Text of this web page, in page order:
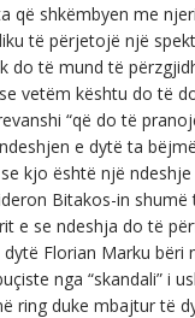
që shkëmbyen me
të përjetojë një
do të mund të
vetëm kështu do të
“që do të
e dytë ta
kjo është një
Bitakos-in
e se ndeshja do të
Florian Marku
nga “skandali” i
ring duke mbajtur të